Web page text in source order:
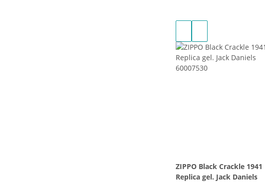
ZIPPO Black Crackle 1941
Replica gel. Jack Daniels